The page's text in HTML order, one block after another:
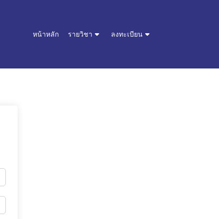
หน้าหลัก รายวิชา ลงทะเบียน